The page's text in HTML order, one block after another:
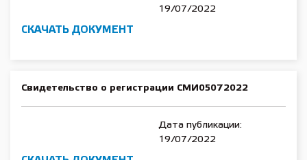
19/07/2022
СКАЧАТЬ ДОКУМЕНТ
Свидетельство о регистрации СМИ05072022
Дата публикации:
19/07/2022